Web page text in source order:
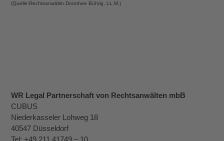
(Quelle:Rechtsanwältin Dorothee Bührig, LL.M.)
WR Legal Partnerschaft von Rechtsanwälten mbB
CUBUS
Niederkasseler Lohweg 18
40547 Düsseldorf
Tel: +49 211 41749 – 10